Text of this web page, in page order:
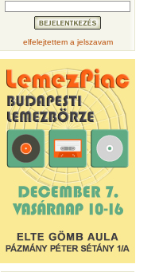
elfelejtettem a jelszavam